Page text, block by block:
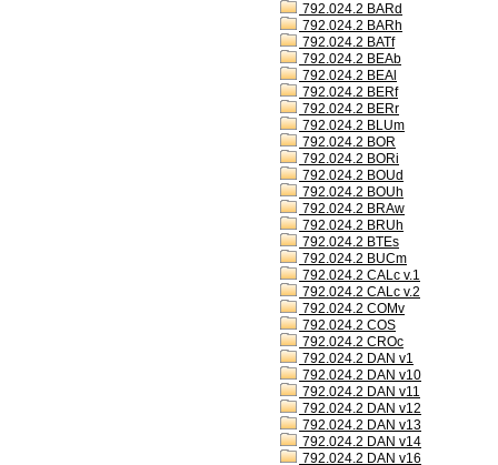
792.024.2 BARd
792.024.2 BARh
792.024.2 BATf
792.024.2 BEAb
792.024.2 BEAl
792.024.2 BERf
792.024.2 BERr
792.024.2 BLUm
792.024.2 BOR
792.024.2 BORi
792.024.2 BOUd
792.024.2 BOUh
792.024.2 BRAw
792.024.2 BRUh
792.024.2 BTEs
792.024.2 BUCm
792.024.2 CALc v.1
792.024.2 CALc v.2
792.024.2 COMv
792.024.2 COS
792.024.2 CROc
792.024.2 DAN v1
792.024.2 DAN v10
792.024.2 DAN v11
792.024.2 DAN v12
792.024.2 DAN v13
792.024.2 DAN v14
792.024.2 DAN v16